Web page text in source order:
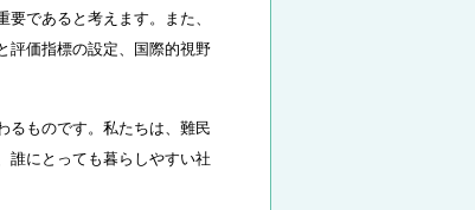
であると考えます。また、
評価指標の設定、国際的視野
るものです。私たちは、難民
誰にとっても暮らしやすい社